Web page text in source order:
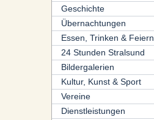
Geschichte
Übernachtungen
Essen, Trinken & Feiern
24 Stunden Stralsund
Bildergalerien
Kultur, Kunst & Sport
Vereine
Dienstleistungen